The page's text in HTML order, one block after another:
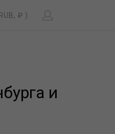
( RUB, ₽ )
и